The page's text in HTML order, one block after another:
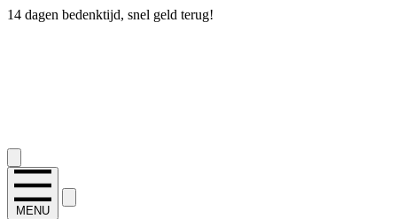
14 dagen bedenktijd, snel geld terug!
MENU